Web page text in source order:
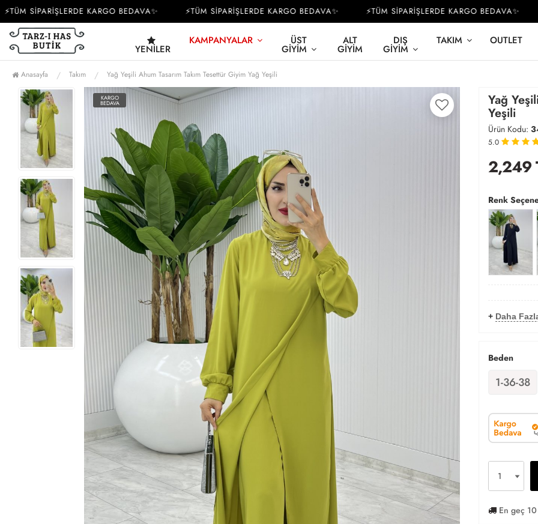
SİPARİŞLERDE KARGO BEDAVA✨ ⚡TÜM SİPARİŞLERDE KARGO BEDAVA✨ ⚡TÜM SİPARİŞLERDE KARGO BEDAVA✨
YENILER
KAMPANYALAR ÜST
GIYIM
ALT
GIYIM
DIŞ
GIYIM
TAKIM OUTLET
Anasayfa Takım Yağ Yeşili Ahum Tasarım Takım Tesettür Giyim Yağ Yeşili
KARGO
BEDAVA Yağ
Yeşili
Ürün Kodu:
5.0
2,249
Renk
+ Daha
Beden
1-36-38
En geç 10